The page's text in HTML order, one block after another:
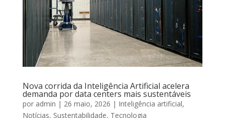
Nova corrida da Inteligência Artificial acelera
demanda por data centers mais sustentáveis
por admin | 26 maio, 2026 | Inteligência artificial,
Notícias, Sustentabilidade, Tecnologia